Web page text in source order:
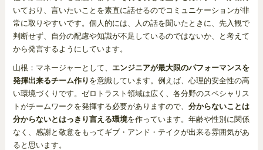
いており、言いたいことを素直に話せるのでコミュニケーションが非
常に取りやすいです。個人的には、人の話を聞いたときに、先入観で
判断せず、自分の配慮や知識が不足しているのではないか、と考えて
から発言するようにしています。
山根：マネージャーとして、 エンジニアが最大限のパフォーマンスを
発揮出来るチーム作り を意識しています。例えば、心理的安全性の高
い環境づくりです。ゼロトラスト領域は広く、各分野のスペシャリス
トがチームワークを発揮する必要がありますので、 分からないことは
分からないとはっきり言える環境を作っています。年齢や性別に関係
なく、感謝と敬意をもってギブ・アンド・テイクが出来る雰囲気があ
ると思います。